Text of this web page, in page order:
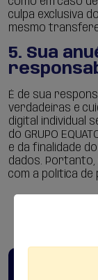
culpa exclusiva
mesmo
5. Sua
É de sua
verdadeiras e
digital individual
do GRUPO
e da finalidade
dados. Portanto,
com a política de